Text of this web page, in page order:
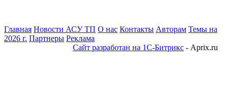
Главная Новости АСУ ТП О нас Контакты Авторам Темы на
2026 г. Партнеры Реклама
Сайт разработан на 1С-Битрикс - Aprix.ru